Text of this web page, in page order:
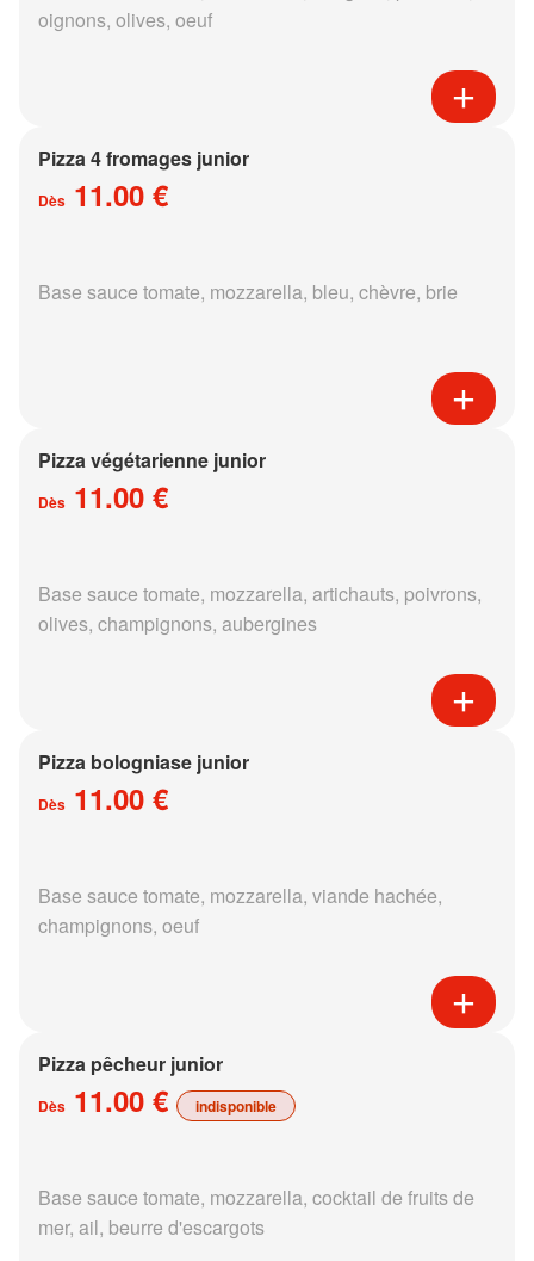
oignons, olives, oeuf
Pizza 4 fromages junior
Dès 11.00 €
Base sauce tomate, mozzarella, bleu, chèvre, brie
Pizza végétarienne junior
Dès 11.00 €
Base sauce tomate, mozzarella, artichauts, poivrons,
olives, champignons, aubergines
Pizza bologniase junior
Dès 11.00 €
Base sauce tomate, mozzarella, viande hachée,
champignons, oeuf
Pizza pêcheur junior
Dès 11.00 € indisponible
Base sauce tomate, mozzarella, cocktail de fruits de
mer, ail, beurre d'escargots